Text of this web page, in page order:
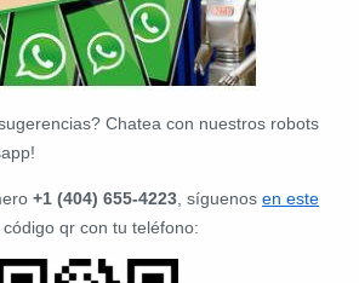
Chatea con nuestros robots
+1 (404) 655-4223 , síguenos en este
qr con tu teléfono: